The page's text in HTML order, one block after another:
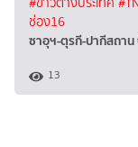
ช่อง16
ซาอุฯ-ตุรกี-ปากีสถา
13